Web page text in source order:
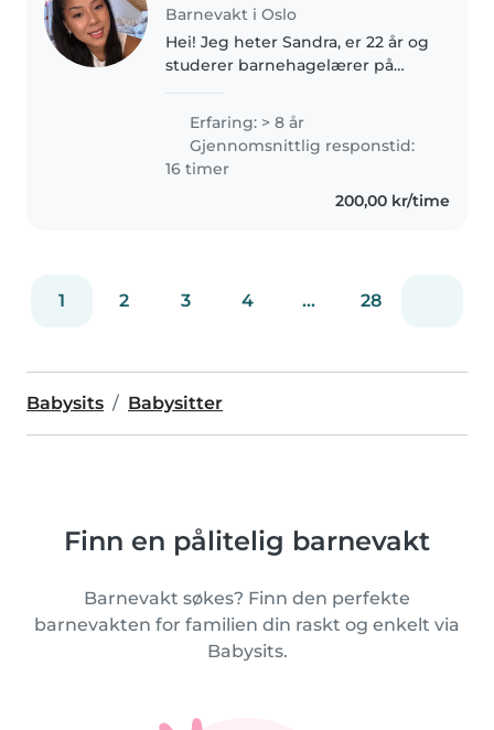
Barnevakt i Oslo
Hei! Jeg heter Sandra, er 22 år og
studerer barnehagelærer på
med barn, både som privat
barnevakt for flere familier, som
tilkallingsvikar i barnehage..
Erfaring: > 8 år
Gjennomsnittlig responstid:
16 timer
200,00 kr/time
1 2 3 4 ... 28
Babysits Babysitter
Finn en pålitelig barnevakt
Barnevakt søkes? Finn den perfekte
barnevakten for familien din raskt og enkelt via
Babysits.